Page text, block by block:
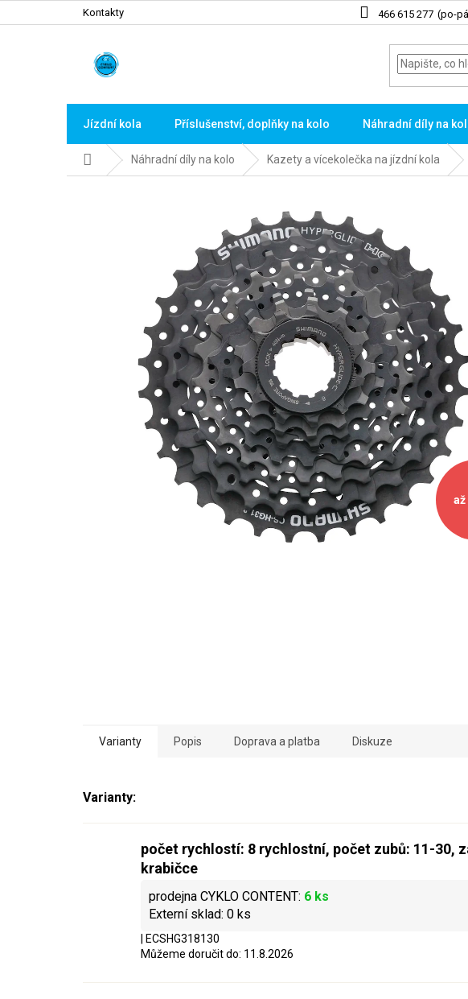
na
466 615 277
Kontakty
Jízdní kola Příslušenství, doplňky na kolo Náhradní díly na
Domů Náhradní díly na kolo Kazety a vícekolečka na jízdní kola
až
Varianty Popis Doprava a platba Diskuze
počet rychlostí: 8 rychlostní, počet zubů: 11-30,
krabičce
6 ks
0 ks
| ECSHG318130
Můžeme doručit do: 11.8.2026